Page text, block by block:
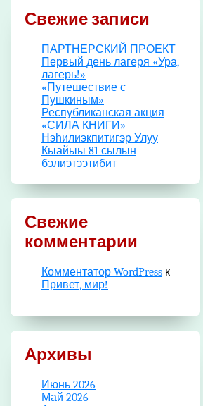
Свежие записи
ПАРТНЕРСКИЙ ПРОЕКТ
Первый день лагеря «Ура,
лагерь!»
«Путешествие с
Пушкиным»
Республиканская акция
«СИЛА КНИГИ»
Нэһилиэкпитигэр Улуу
Кыайыы 81 сылын
бэлиэтээтибит
Свежие
комментарии
Комментатор WordPress к
Привет, мир!
Архивы
Июнь 2026
Май 2026